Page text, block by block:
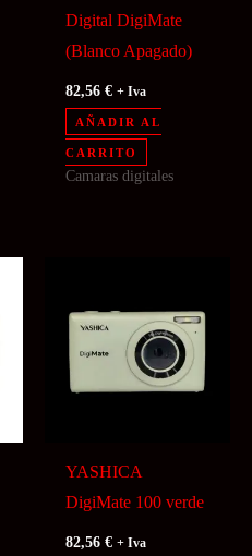
Digital DigiMate
(Blanco Apagado)
82,56€ + Iva
AÑADIR AL
CARRITO
Camaras digitales
YASHICA
DigiMate 100 verde
82,56€ + Iva